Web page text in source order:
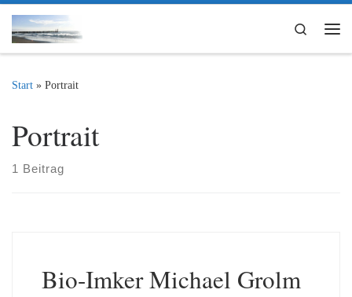
Zum Inhalt springen
Search
Start » Portrait
Portrait
1 Beitrag
Bio-Imker Michael Grolm